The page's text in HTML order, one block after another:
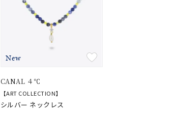
New
CANAL ４℃
【ART COLLECTION】
シルバー ネックレス